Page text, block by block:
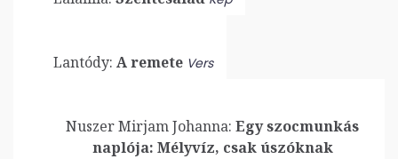
Lantódy: A remete Vers
Nuszer Mirjam Johanna: Egy szocmunkás
naplója: Mélyvíz, csak úszóknak